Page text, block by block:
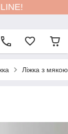
Ліжка з